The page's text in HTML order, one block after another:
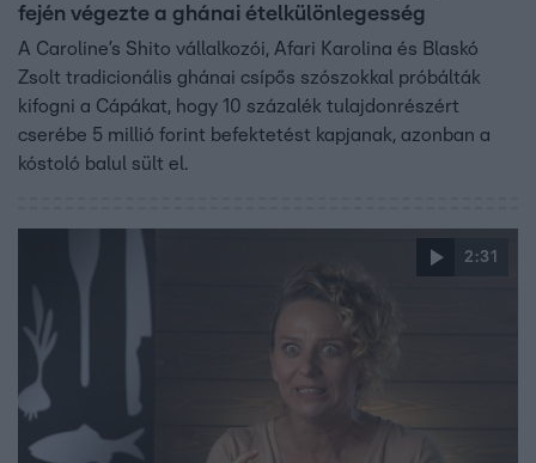
fején végezte a ghánai ételkülönlegesség
A Caroline’s Shito vállalkozói, Afari Karolina és Blaskó
Zsolt tradicionális ghánai csípős szószokkal próbálták
kifogni a Cápákat, hogy 10 százalék tulajdonrészért
cserébe 5 millió forint befektetést kapjanak, azonban a
kóstoló balul sült el.
2:31